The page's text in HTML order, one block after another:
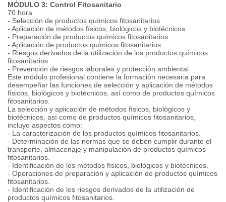
MÓDULO 3: Control Fitosanitario
70 hora
- Selección de productos químicos fitosanitarios
- Aplicación de métodos físicos, biológicos y biotécnicos
- Preparación de productos químicos fitosanitarios
- Aplicación de productos químicos fitosanitarios
- Riesgos derivados de la utilización de los productos químicos
fitosanitarios
- Prevención de riesgos laborales y protección ambiental
Este módulo profesional contiene la formación necesaria para
desempeñar las funciones de selección y aplicación de métodos
físicos, biológicos y biotécnicos, así como de productos químicos
fitosanitarios.
La selección y aplicación de métodos físicos, biológicos y
biotécnicos, así como de productos químicos fitosanitarios,
incluye aspectos como:
- La caracterización de los productos químicos fitosanitarios.
- Determinación de las normas que se deben cumplir durante el
transporte, almacenaje y manipulación de productos químicos
fitosanitarios.
- Identificación de los métodos físicos, biológicos y biotécnicos.
- Operaciones de preparación y aplicación de productos químicos
fitosanitarios.
- Identificación de los riesgos derivados de la utilización de
productos químicos fitosanitarios.